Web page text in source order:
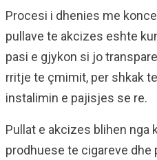
Procesi i dhenies me
pullave te akcizes eshte
pasi e gjykon si jo
rritje te çmimit, per shkak
instalimin e pajisjes se re.
Pullat e akcizes blihen nga
prodhuese te cigareve dhe